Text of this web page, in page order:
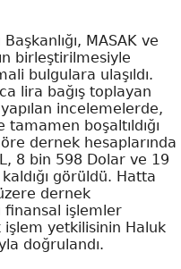
MASAK ve
birleştirilmesiyle
bulgulara ulaşıldı.
lira bağış toplayan
incelemelerde,
boşaltıldığı
dernek hesaplarında
8 bin 598 Dolar ve 19
görüldü. Hatta
dernek
finansal işlemler
işlem yetkilisinin Haluk
doğrulandı.